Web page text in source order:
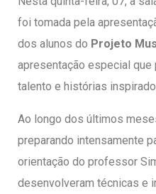
foi tomada pela
dos alunos do Projeto
apresentação especial que
talento e histórias
Ao longo dos últimos
preparando intensamente
orientação do professor
desenvolveram técnicas e